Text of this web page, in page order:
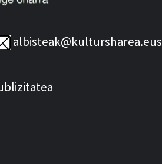
albisteak@kultursharea.eus